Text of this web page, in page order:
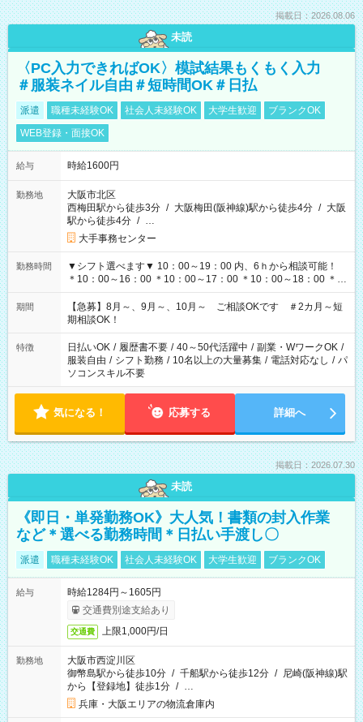
掲載日：2026.08.06
未読
〈PC入力できればOK〉模試結果もくもく入力
＃服装ネイル自由＃短時間OK＃日払
派遣 職種未経験OK 社会人未経験OK 大学生歓迎
ブランクOK
WEB登録・面接OK
給与 時給1600円
勤務地
大阪市北区
西梅田駅から徒歩3分 / 大阪梅田(阪神線)駅から徒歩4分 / 大阪
駅から徒歩4分 / …
大手事務センター
勤務時間
▼シフト選べます▼ 10：00～19：00 内、6ｈから相談可能！
＊10：00～16：00 ＊10：00～17：00 ＊10：00～18：00 ＊
11：00～19：00 ＊12：00～19：00 ＊13：00～19：00
期間
【急募】8月～、9月～、10月～ ご相談OKです ＃2カ月～短
期相談OK！
特徴 日払いOK / 履歴書不要 / 40～50代活躍中 / 副業・WワークOK /
服装自由 / シフト勤務 / 10名以上の大量募集 / 電話対応なし / パ
ソコンスキル不要
気になる！ 応募する 詳細へ
掲載日：2026.07.30
未読
《即日・単発勤務OK》大人気！書類の封入作業
など＊選べる勤務時間＊日払い手渡し〇
派遣 職種未経験OK 社会人未経験OK 大学生歓迎 ブランクOK
給与
時給1284円～1605円
交通費別途支給あり
交通費 上限1,000円/日
勤務地
大阪市西淀川区
御幣島駅から徒歩10分 / 千船駅から徒歩12分 / 尼崎(阪神線)駅
から【登録地】徒歩1分 / …
兵庫・大阪エリアの物流倉庫内